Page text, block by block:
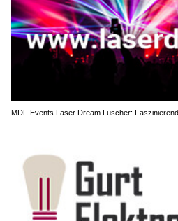
MDL-Events Laser Dream Lüscher: